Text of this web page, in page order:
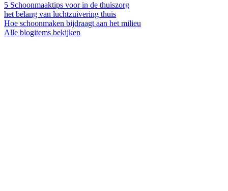
5 Schoonmaaktips voor in de thuiszorg
het belang van luchtzuivering thuis
Hoe schoonmaken bijdraagt aan het milieu
Alle blogitems bekijken